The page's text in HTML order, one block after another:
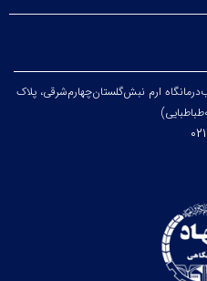
ارم نبش‌گلستان‌چهارم‌شرقی، پلاک